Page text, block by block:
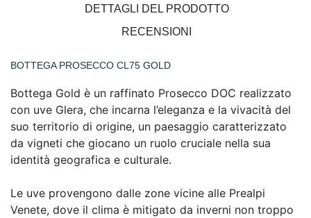
DETTAGLI DEL PRODOTTO
RECENSIONI
BOTTEGA PROSECCO CL75 GOLD
Bottega Gold è un raffinato Prosecco DOC realizzato
con uve Glera, che incarna l’eleganza e la vivacità del
suo territorio di origine, un paesaggio caratterizzato
da vigneti che giocano un ruolo cruciale nella sua
identità geografica e culturale.
Le uve provengono dalle zone vicine alle Prealpi
Venete, dove il clima è mitigato da inverni non troppo